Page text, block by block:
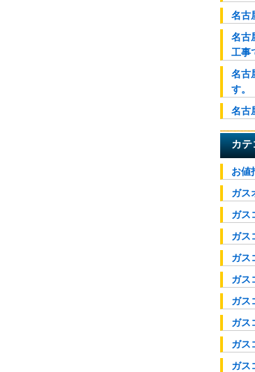
名古
名古
工事
名古
す。
名古
カテ
お
ガス
ガス
ガス
ガス
ガス
ガス
ガス
ガス
ガス